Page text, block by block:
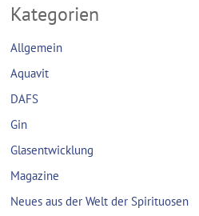
Kategorien
Allgemein
Aquavit
DAFS
Gin
Glasentwicklung
Magazine
Neues aus der Welt der Spirituosen